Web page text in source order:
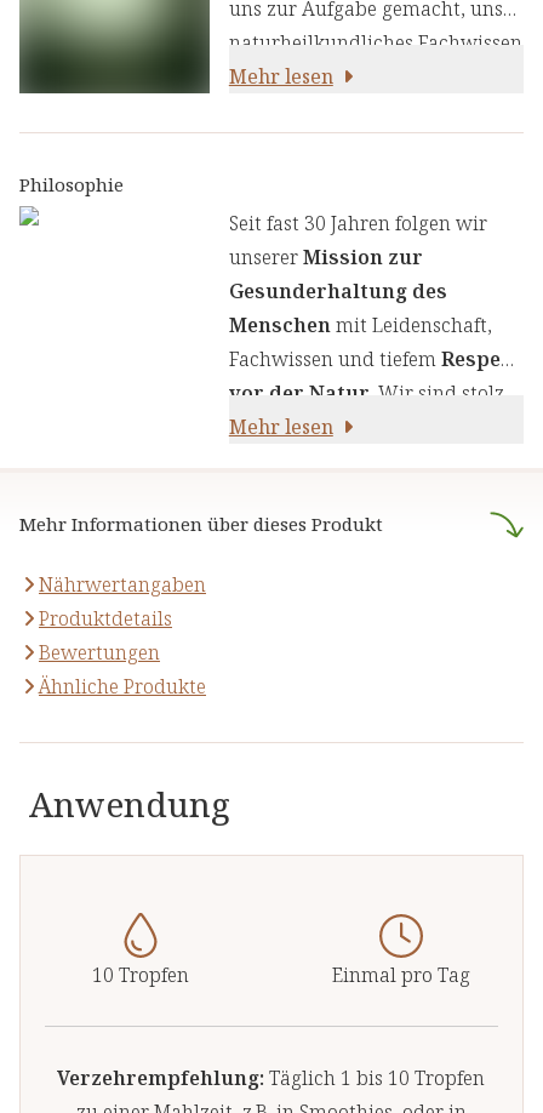
macht sie damit resilienter
gegenüber Umwelteinflüssen.
uns zur Aufgabe gemacht, unser
naturheilkundliches Fachwissen
und unsere Erfahrung mit den
Wir legen großen Wert auf
einen genauen Auswahlprozess
unserer Inhaltsstoffe, um Ihnen
sorgfältig zusammengestellte
Produkte zu liefern. Wir nutzen
die Kraft von Kräutern,
Pflanzenstoffen und anderen
Wohlbefinden.
Mehr lesen
Mehr Informationen über dieses Produkt
Nährwertangaben
Produktdetails
Bewertungen
Ähnliche Produkte
Anwendung
10 Tropfen Einmal pro Tag
Verzehrempfehlung: Täglich 1 bis 10 Tropfen
Philosophie
Seit fast 30 Jahren folgen wir
unsererMission zur
Gesunderhaltung des
Menschenmit Leidenschaft,
Fachwissen und tiefemRespekt
vor der Natur . Wir sind stolz
darauf,naturreine Produkte
stützen.
Mehr lesen